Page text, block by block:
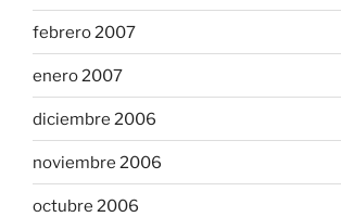
febrero 2007
enero 2007
diciembre 2006
noviembre 2006
octubre 2006